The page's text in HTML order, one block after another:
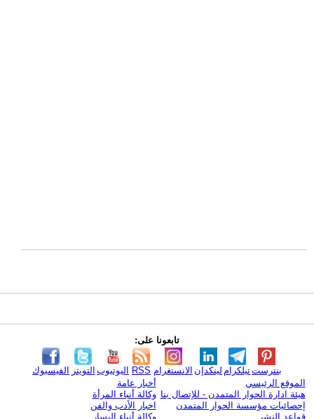
تابعونا على:
الفيسبوك التويتر اليوتيوب RSS الانستغرام لينكدإن تيلكرامبنترست
الموقع الرئيسي
هيئة ادارة الحوار المتمدن - للإتصال بنا
إحصائيات مؤسسة الحوار المتمدن
قواعد النشر
أخبار عامة
وكالة أنباء المرأة
اخبار الأدب والفن
وكالة أنباء اليسار